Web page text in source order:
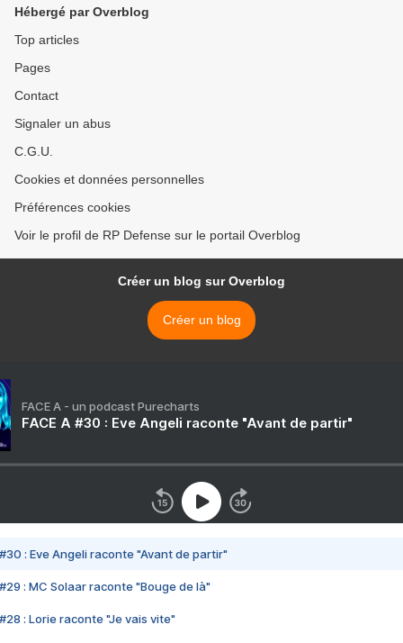
Hébergé par Overblog
Top articles
Pages
Contact
Signaler un abus
C.G.U.
Cookies et données personnelles
Préférences cookies
Voir le profil de RP Defense sur le portail Overblog
Créer un blog sur Overblog
Créer un blog
FACE A - un podcast Purecharts
FACE A #30 : Eve Angeli raconte "Avant de partir"
#30 : Eve Angeli raconte "Avant de partir"
#29 : MC Solaar raconte "Bouge de là"
#28 : Lorie raconte "Je vais vite"